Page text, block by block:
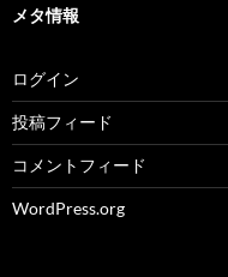
メタ情報
ログイン
投稿フィード
コメントフィード
WordPress.org